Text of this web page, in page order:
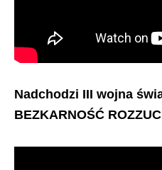
Nadchodzi III wojna
BEZKARNOŚĆ